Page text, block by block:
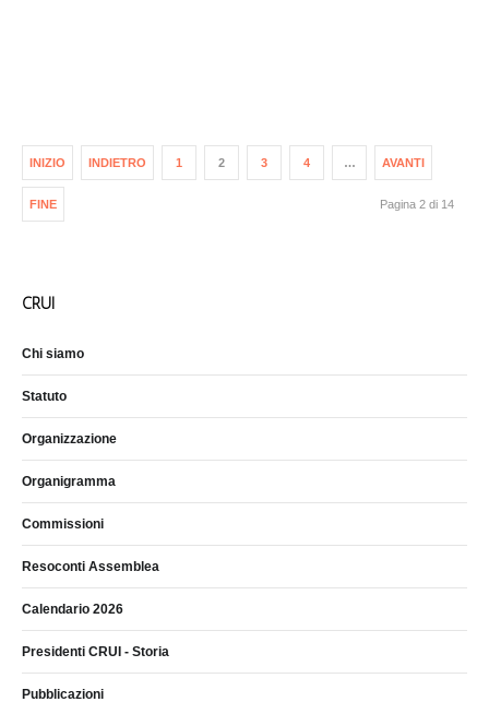
INIZIO INDIETRO 1 2 3 4 … AVANTI
FINE Pagina 2 di 14
CRUI
Chi siamo
Statuto
Organizzazione
Organigramma
Commissioni
Resoconti Assemblea
Calendario 2026
Presidenti CRUI - Storia
Pubblicazioni